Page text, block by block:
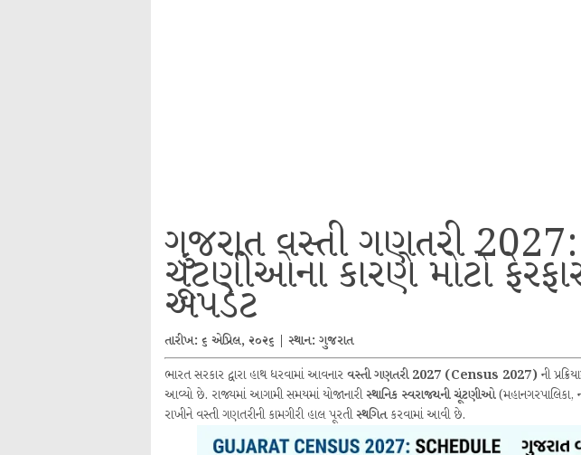
ગુજરાત વસ્તી ગણતરી 2027:
ચૂંટણીઓના કારણે મોટો
અપડેટ
તારીખ: ૬ એપ્રિલ, ૨૦૨૬ | સ્થાન: ગુજરાત
ભારત સરકાર દ્વારા હાથ ધરવામાં આવનાર વસ્તી ગણતરી 2027 (Census 2027) ની
આવ્યો છે. રાજ્યમાં આગામી સમયમાં યોજાનારીસ્થાનિક સ્વરાજ્યની ચૂંટણીઓ(મહાનગરપાલિકા,
રાખીને વસ્તી ગણતરીની કામગીરી હાલ પૂરતીસ્થગિતકરવામાં આવી છે.